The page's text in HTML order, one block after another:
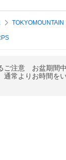
TOKYOMOUNTAIN
ご注意 お盆期間
通常よりお時間を